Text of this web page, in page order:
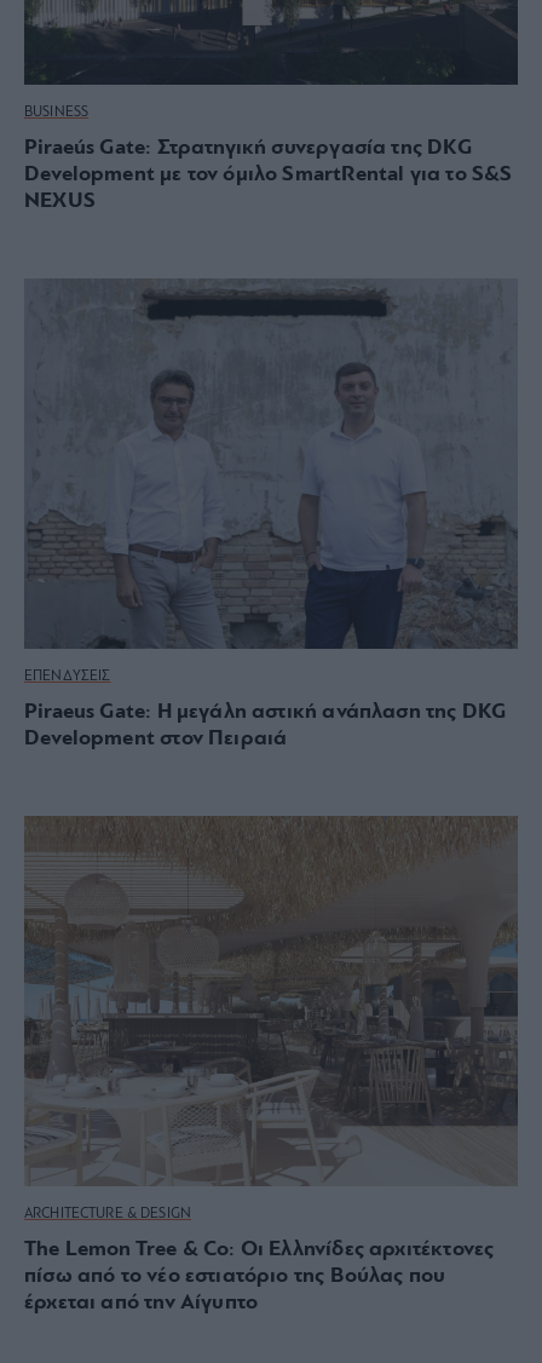
BUSINESS
Piraeús Gate: Στρατηγική συνεργασία της DKG
Development με τον όμιλο SmartRental για το S&S
NEXUS
ΕΠΕΝΔΥΣΕΙΣ
Piraeus Gate: Η μεγάλη αστική ανάπλαση της DKG
Development στον Πειραιά
ARCHITECTURE & DESIGN
The Lemon Tree & Co: Οι Ελληνίδες αρχιτέκτονες
πίσω από το νέο εστιατόριο της Βούλας που
έρχεται από την Αίγυπτο